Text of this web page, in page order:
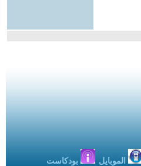
الموبايل بودكاست